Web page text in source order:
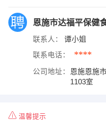
恩施市达福平保健
联系人： 谭小姐
联系电话： ****
公司地址：
恩施恩施
1103室
温馨提示